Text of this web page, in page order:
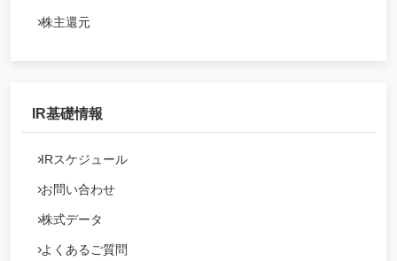
株主還元
IR基礎情報
IRスケジュール
お問い合わせ
株式データ
よくあるご質問